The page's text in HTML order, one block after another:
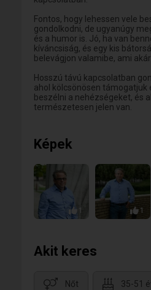
Fontos, hogy lehessen vele
gondolkodni, de ugyanúgy
és a humor is. Jó, ha van
kíváncsiság, és egy kis
belevágjon valamibe, ami
Hosszú távú kapcsolatban
ahol kölcsönösen támogatjuk
beszélni a nehézségeket, és
természetesen jelen van.
Képek
1
Akit keres
Nőt 35-51